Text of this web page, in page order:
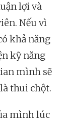
lợi và
Nếu vì
khả năng
kỹ năng
mình sẽ
thui chột.
mình lúc